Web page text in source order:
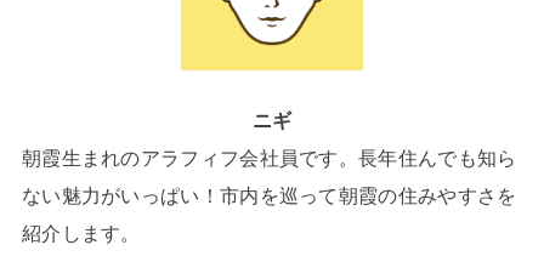
ニギ
朝霞生まれのアラフィフ会社員です。長年住んでも知ら
ない魅力がいっぱい！市内を巡って朝霞の住みやすさを
紹介します。